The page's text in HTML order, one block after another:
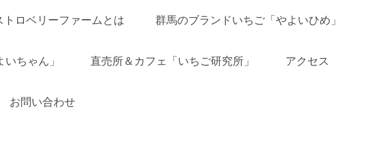
トロベリーファームとは 群馬のブランドいちご「やよいひめ」
ちゃん」 直売所＆カフェ「いちご研究所」 アクセス
お問い合わせ